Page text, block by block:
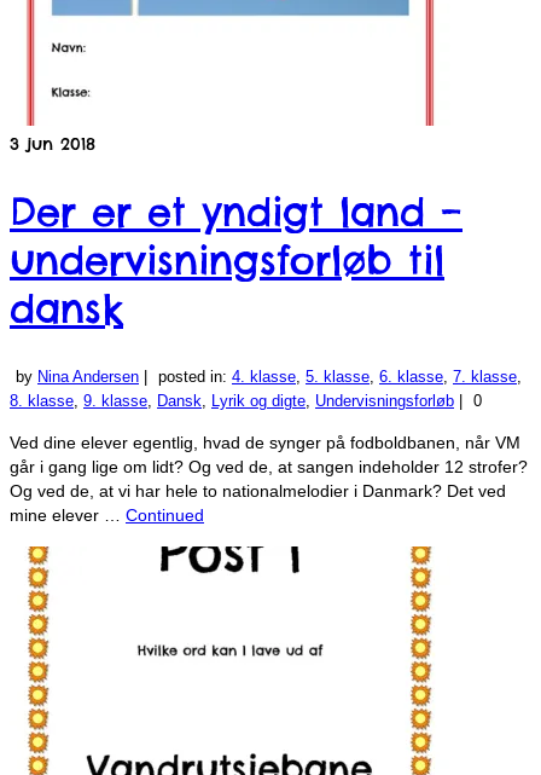
3 jun 2018
Der er et yndigt land –
undervisningsforløb til
dansk
by Nina Andersen posted in: 4. klasse, 5. klasse, 6. klasse, 7. klasse,
8. klasse, 9. klasse, Dansk, Lyrik og digte, Undervisningsforløb 0
Ved dine elever egentlig, hvad de synger på fodboldbanen, når VM
går i gang lige om lidt? Og ved de, at sangen indeholder 12 strofer?
Og ved de, at vi har hele to nationalmelodier i Danmark? Det ved
mine elever … Continued